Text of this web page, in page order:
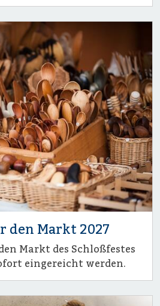
den Markt 2027
Markt des Schloßfestes
eingereicht werden.